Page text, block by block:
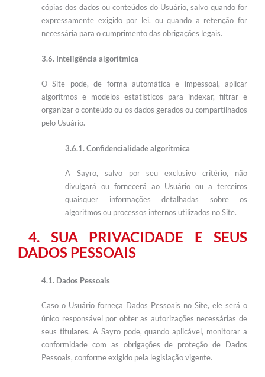
cópias dos dados ou conteúdos do Usuário, salvo quando for
expressamente exigido por lei, ou quando a retenção for
necessária para o cumprimento das obrigações legais.
3.6. Inteligência algorítmica
O Site pode, de forma automática e impessoal, aplicar
algoritmos e modelos estatísticos para indexar, filtrar e
organizar o conteúdo ou os dados gerados ou compartilhados
pelo Usuário.
3.6.1. Confidencialidade algorítmica
A Sayro, salvo por seu exclusivo critério, não
divulgará ou fornecerá ao Usuário ou a terceiros
quaisquer informações detalhadas sobre os
algoritmos ou processos internos utilizados no Site.
4. SUA PRIVACIDADE E SEUS
DADOS PESSOAIS
4.1. Dados Pessoais
Caso o Usuário forneça Dados Pessoais no Site, ele será o
único responsável por obter as autorizações necessárias de
seus titulares. A Sayro pode, quando aplicável, monitorar a
conformidade com as obrigações de proteção de Dados
Pessoais, conforme exigido pela legislação vigente.